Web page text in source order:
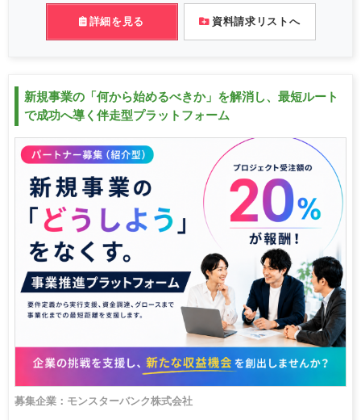
詳細を見る 資料請求リストへ
新規事業の「何から始めるべきか」を解消し、最短ルート
で成功へ導く伴走型プラットフォーム
募集企業：モンスターバンク株式会社